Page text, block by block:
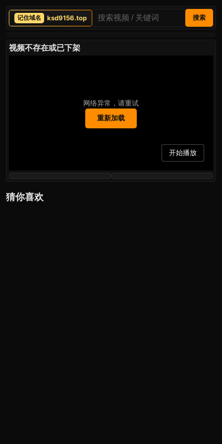
ksd9156.top 搜索
视频不存在或已下架
网络异常，请重试
重新加载
开始播放
猜你喜欢